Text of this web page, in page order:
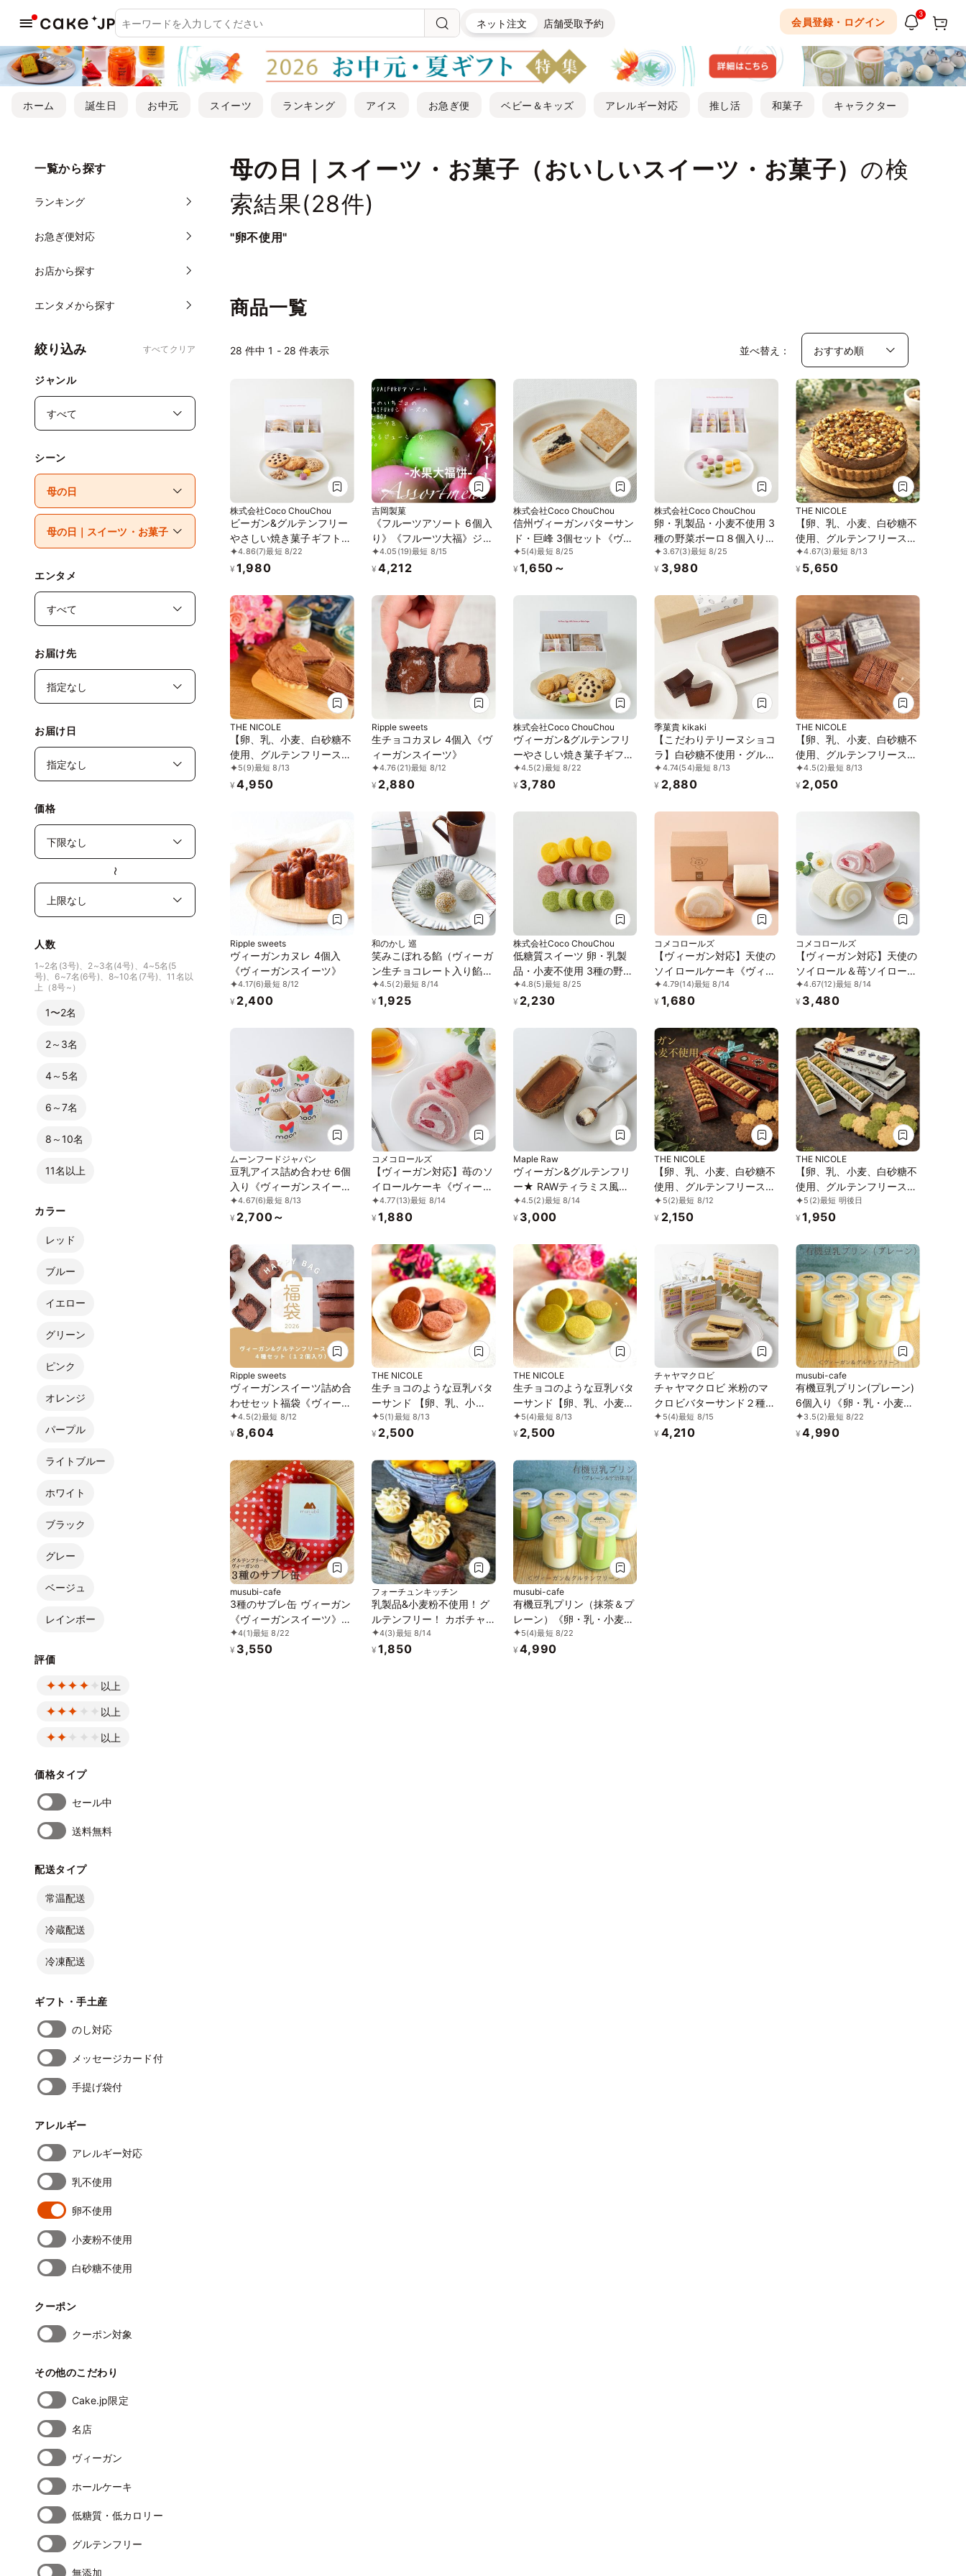
ネット注文 店舗受取予約 会員登録・ログイン
3
ホーム 誕生日 お中元 スイーツ ランキング アイス お急ぎ便 ベビー＆キッズ アレルギー対応 推し活 和菓子 キャラクター
母の日｜スイーツ・お菓子（おいしいスイーツ・お菓子） の検
索結果(28件)
"卵不使用"
一覧から探す
ランキング
お急ぎ便対応
お店から探す
エンタメから探す
絞り込み すべてクリア
ジャンル
シーン
エンタメ
お届け先
お届け日
価格
〜
人数
1~2名(3号)、2~3名(4号)、4~5名(5
号)、6~7名(6号)、8~10名(7号)、11名以
上（8号~）
1〜2名
2～3名
4～5名
6～7名
8～10名
11名以上
カラー
レッド
ブルー
イエロー
グリーン
ピンク
オレンジ
パープル
ライトブルー
ホワイト
ブラック
グレー
ベージュ
レインボー
評価
以上
以上
以上
価格タイプ
セール中
送料無料
配送タイプ
常温配送
冷蔵配送
冷凍配送
ギフト・手土産
のし対応
メッセージカード付
手提げ袋付
アレルギー
アレルギー対応
乳不使用
卵不使用
小麦粉不使用
白砂糖不使用
クーポン
クーポン対象
その他のこだわり
Cake.jp限定
名店
ヴィーガン
ホールケーキ
低糖質・低カロリー
グルテンフリー
無添加
商品一覧
28 件中 1 - 28 件表示 並べ替え：
株式会社Coco ChouChou
ビーガン&グルテンフリー
やさしい焼き菓子ギフト
（小） ※卵、乳製品、小麦
粉、白砂糖不使用 《ヴィ
ンフリー》
4.86(7)最短 8/22
¥ 1,980
吉岡製菓
《フルーツアソート 6個入
り》《フルーツ大福》ジュ
エリーボックス DAIFUKU
4.05 (19)最短 8/15
¥ 4,212
株式会社Coco ChouChou
信州ヴィーガンバターサン
ド・巨峰 3個セット《ヴィ
ーガンスイーツ》《グルテ
ンフリー》
5(4)最短 8/25
¥ 1,650～
株式会社Coco ChouChou
卵・乳製品・小麦不使用 3
種の野菜ボーロ８個入り
《ヴィーガンスイーツ》
《グルテンフリー》
3.67(3)最短 8/25
¥ 3,980
THE NICOLE
【卵、乳、小麦、白砂糖不
使用、グルテンフリースイ
ーツ】キャラメルナッツバ
ナーヌショコラ【京豆腐仕
をベース作り上げたショコ
ラケーキ～《ヴィーガンス
イーツ・ヴィーガンケー
キ》 《無添加》《アレル
ギー配慮》
4.67(3)最短 8/13
¥ 5,650
THE NICOLE
【卵、乳、小麦、白砂糖不
使用、グルテンフリースイ
ーツ】タルトショコラ 5号
15cm【京豆腐仕込み】
5(9)最短 8/13
¥ 4,950
Ripple sweets
生チョコカヌレ 4個入《ヴ
ィーガンスイーツ》
4.76 (21)最短 8/12
¥ 2,880
株式会社Coco ChouChou
ヴィーガン&グルテンフリ
ーやさしい焼き菓子ギフト
セット（中） ※卵、乳製
品、小麦粉、白砂糖不使用
《グルテンフリー》
4.5(2)最短 8/22
¥ 3,780
季菓貴 kikaki
【こだわりテリーヌショコ
ラ】白砂糖不使用・グルテ
ンフリー・無添加 濃厚チ
ョコレートケーキ ガトー
4.74(54)最短 8/13
¥ 2,880
THE NICOLE
【卵、乳、小麦、白砂糖不
使用、グルテンフリースイ
ーツ】ボタニカルショコラ
京豆腐生チョコ 《ヴィー
ケーキ》《無添加》《アレ
4.5(2)最短 8/13
¥ 2,050
Ripple sweets
ヴィーガンカヌレ 4個入
《ヴィーガンスイーツ》
4.17(6)最短 8/12
¥ 2,400
和のかし 巡
笑みこぼれる餡（ヴィーガ
ン生チョコレート入り餡子
玉 4個入り）《ヴィーガン
スイーツ》
4.5(2)最短 8/14
¥ 1,925
株式会社Coco ChouChou
低糖質スイーツ 卵・乳製
品・小麦不使用 3種の野菜
ボーロ 4個セット《ヴィー
ガンスイーツ》《グルテン
慮》
4.8(5)最短 8/25
¥ 2,230
コメコロールズ
【ヴィーガン対応】天使の
ソイロールケーキ《ヴィー
ガンスイーツ》《グルテン
フリー》
4.79(14)最短 8/14
¥ 1,680
コメコロールズ
【ヴィーガン対応】天使の
ソイロール＆苺ソイロール
《ヴィーガン》《グルテン
フリー》
4.67(12)最短 8/14
¥ 3,480
ムーンフードジャパン
豆乳アイス詰め合わせ 6個
入り《ヴィーガンスイー
ツ》
4.67(6)最短 8/13
¥ 2,700～
コメコロールズ
【ヴィーガン対応】苺のソ
イロールケーキ《ヴィーガ
ン》《グルテンフリー》
4.77(13)最短 8/14
¥ 1,880
Maple Raw
ヴィーガン&グルテンフリ
ー★ RAWティラミス風チ
ーズケーキ《ヴィーガンス
イーツ》
4.5(2)最短 8/14
¥ 3,000
THE NICOLE
【卵、乳、小麦、白砂糖不
使用、グルテンフリースイ
ーツ】ボタニカルサブレ
カカオ、黒糖バニラサブレ
ンスイーツ》 《無添加》
《アレルギー配慮》
5(2)最短 8/12
¥ 2,150
THE NICOLE
【卵、乳、小麦、白砂糖不
使用、グルテンフリースイ
ーツ】ボタニカルサブレ
京抹茶、黒糖バニラサブレ
ンスイーツ》《無添加》
《アレルギー配慮》
5 (2)最短 明後日
¥ 1,950
Ripple sweets
ヴィーガンスイーツ詰め合
わせセット福袋《ヴィーガ
ンスイーツ》
4.5(2)最短 8/12
¥ 8,604
THE NICOLE
生チョコのような豆乳バタ
ーサンド 【卵、乳、小
麦、白砂糖不使用、グルテ
ンフリースイーツ】ボタニ
ーガンスイーツ》《無添
加》《アレルギー配慮》
5(1)最短 8/13
¥ 2,500
THE NICOLE
生チョコのような豆乳バタ
ーサンド【卵、乳、小麦、
白砂糖不使用、グルテンフ
リースイーツ】ボタニカル
ィーガンスイーツ・ヴィー
ガンケーキ》《無添加》
《アレルギー配慮》
5(4)最短 8/13
¥ 2,500
チャヤマクロビ
チャヤマクロビ 米粉のマ
クロビバターサンド２種セ
ット メイプルラムレーズ
ン5個入＋カフェモカ 5個
5(4)最短 8/15
¥ 4,210
musubi-cafe
有機豆乳プリン(プレーン)
6個入り《卵・乳・小麦・
白砂糖不使用》《ヴィーガ
ンスイーツ》《グルテンフ
3.5(2)最短 8/22
¥ 4,990
musubi-cafe
3種のサブレ缶 ヴィーガン
《ヴィーガンスイーツ》
《グルテンフリー》《アレ
ルギー配慮》
4(1)最短 8/22
¥ 3,550
フォーチュンキッチン
乳製品&小麦粉不使用！グ
ルテンフリー！ カボチャ
のチーズケーキ 2個セット
《ヴィーガンスイーツ》
4(3)最短 8/14
¥ 1,850
musubi-cafe
有機豆乳プリン（抹茶＆プ
レーン）《卵・乳・小麦・
白砂糖不使用》《ヴィーガ
ンスイーツ》《グルテンフ
5(4)最短 8/22
¥ 4,990